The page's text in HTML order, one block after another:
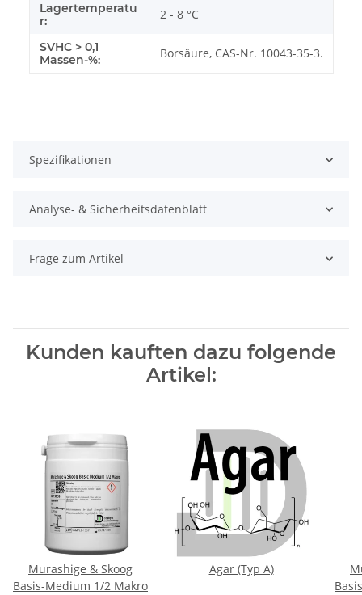
Lagertemperatu
r:
2 - 8 °C
SVHC > 0,1
Massen-%:
Borsäure, CAS-Nr. 10043-35-3.
Spezifikationen
Analyse- & Sicherheitsdatenblatt
Frage zum Artikel
Kunden kauften dazu folgende
Artikel:
Murashige & Skoog
Basis-Medium 1/2 Makro
Agar (Typ A)